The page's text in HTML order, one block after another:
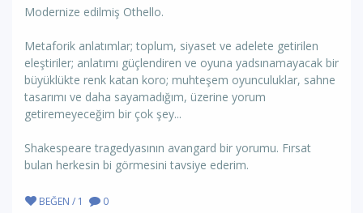
Modernize edilmiş Othello.
Metaforik anlatımlar; toplum, siyaset ve adelete getirilen
eleştiriler; anlatımı güçlendiren ve oyuna yadsınamayacak bir
büyüklükte renk katan koro; muhteşem oyunculuklar, sahne
tasarımı ve daha sayamadığım, üzerine yorum
getiremeyeceğim bir çok şey...
Shakespeare tragedyasının avangard bir yorumu. Fırsat
bulan herkesin bi görmesini tavsiye ederim.
BEĞEN / 1 0